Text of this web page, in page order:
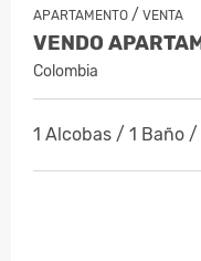
APARTAMENTO / VENTA
VENDO
Colombia
1 Alcobas / 1 Baño